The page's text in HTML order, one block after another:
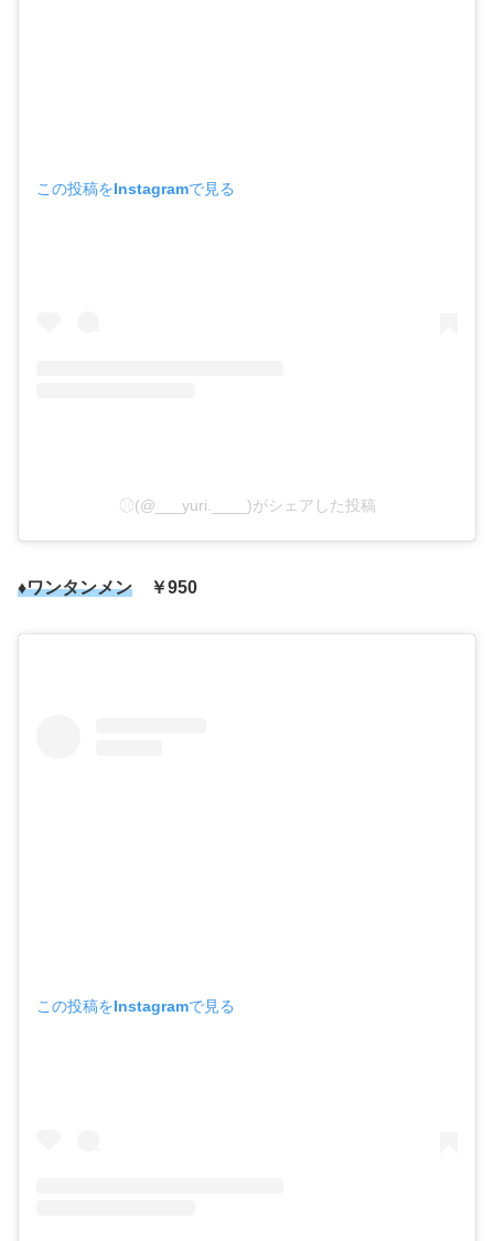
この投稿をInstagramで見る
⚾︎(@___yuri.____)がシェアした投稿
♦ワンタンメン ￥950
この投稿をInstagramで見る